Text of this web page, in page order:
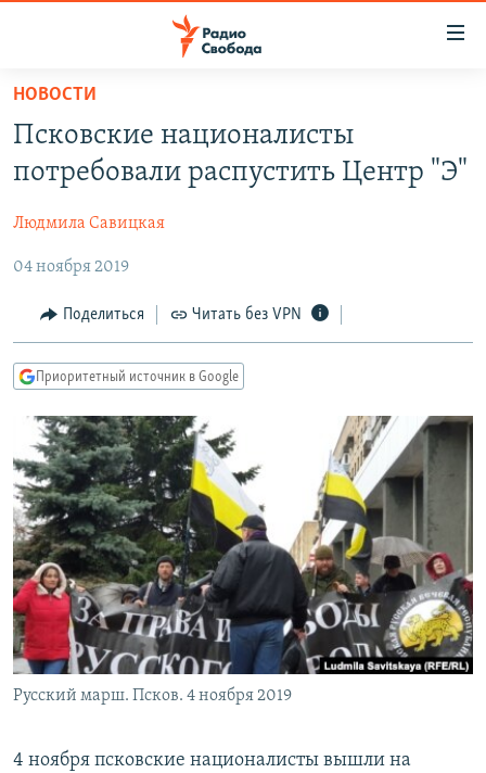
упрощенного
доступа
основному
Вернутся
главной
навигации
Вернутся
поиску
ПОДКАСТЫ
АВТОРСКИЕ ПРОЕКТЫ
ЦИТАТЫ СВОБОДЫ
МНЕНИЯ
КУЛЬТУРА
IDEL.РЕАЛИИ
КАВКАЗ.РЕАЛИИ
СЕВЕР.РЕАЛИИ
СИБИРЬ.РЕАЛИИ
РАСПИСАНИЕ ВЕЩАНИЯ
ПОДПИШИТЕСЬ НА РАССЫЛКУ
СОЦИАЛЬНЫЕ СЕТИ
Все сайты РСЕ/РС
НОВОСТИ
Псковские националисты
потребовали распустить Центр "Э"
Людмила Савицкая
04 ноября 2019
Поделиться Читать без VPN
Приоритетный источник в Google
Русский марш. Псков. 4 ноября 2019
4 ноября псковские националисты вышли на